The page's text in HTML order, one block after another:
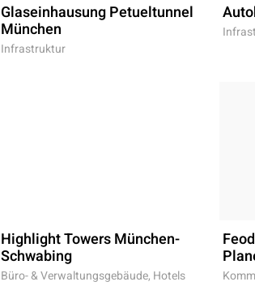
Glaseinhausung Petueltunnel
München
Infrastruktur
Highlight Towers München-
Schwabing
Büro- & Verwaltungsgebäude, Hotels